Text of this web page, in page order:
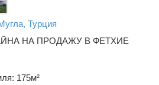
Турция
НА ПРОДАЖУ В ФЕТХИЕ
175м²